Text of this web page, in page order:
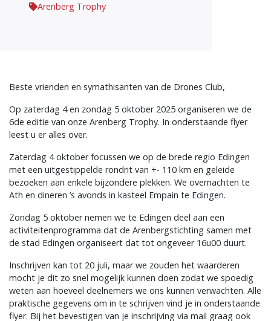
Arenberg Trophy
Beste vrienden en symathisanten van de Drones Club,
Op zaterdag 4 en zondag 5 oktober 2025 organiseren we de
6de editie van onze Arenberg Trophy. In onderstaande flyer
leest u er alles over.
Zaterdag 4 oktober focussen we op de brede regio Edingen
met een uitgestippelde rondrit van +- 110 km en geleide
bezoeken aan enkele bijzondere plekken. We overnachten te
Ath en dineren ’s avonds in kasteel Empain te Edingen.
Zondag 5 oktober nemen we te Edingen deel aan een
activiteitenprogramma dat de Arenbergstichting samen met
de stad Edingen organiseert dat tot ongeveer 16u00 duurt.
Inschrijven kan tot 20 juli, maar we zouden het waarderen
mocht je dit zo snel mogelijk kunnen doen zodat we spoedig
weten aan hoeveel deelnemers we ons kunnen verwachten. Alle
praktische gegevens om in te schrijven vind je in onderstaande
flyer. Bij het bevestigen van je inschrijving via mail graag ook